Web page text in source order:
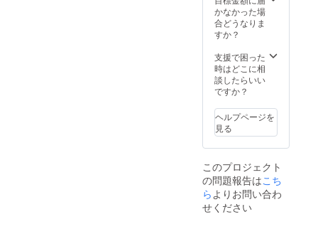
かなかった場
合どうなりま
すか？
支援で困った
時はどこに相
談したらいい
ですか？
ヘルプページを
見る
このプロジェクト
の問題報告はこち
らよりお問い合わ
せください